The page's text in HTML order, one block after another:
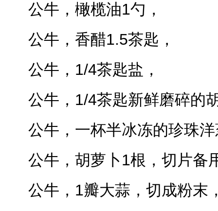
公牛，橄榄油1勺，
公牛，香醋1.5茶匙，
公牛，1/4茶匙盐，
公牛，1/4茶匙新鲜磨碎的
公牛，一杯半冰冻的珍珠
公牛，胡萝卜1根，切片备
公牛，1瓣大蒜，切成粉末